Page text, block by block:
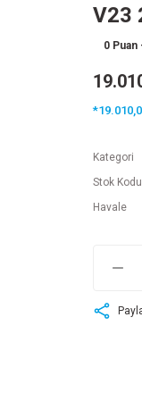
V23
0
Kategori
Stok Kodu
Havale